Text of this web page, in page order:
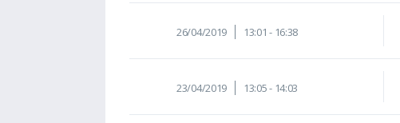
26/04/2019 13:01 - 16:38
23/04/2019 13:05 - 14:03